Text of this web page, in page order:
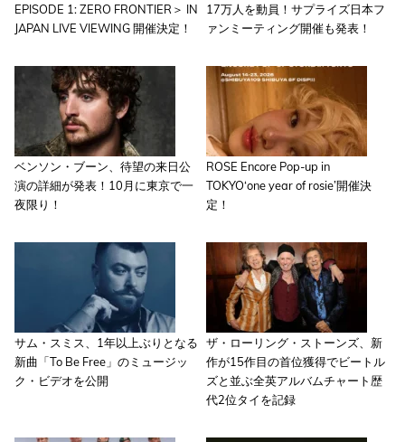
EPISODE 1: ZERO FRONTIER＞ IN
JAPAN LIVE VIEWING 開催決定！
17万人を動員！サプライズ日本フ
ァンミーティング開催も発表！
ベンソン・ブーン、待望の来日公
演の詳細が発表！10月に東京で一
夜限り！
ROSE Encore Pop-up in
TOKYO‘one year of rosie’開催決
定！
サム・スミス、1年以上ぶりとなる
新曲「To Be Free」のミュージッ
ク・ビデオを公開
ザ・ローリング・ストーンズ、新
作が15作目の首位獲得でビートル
ズと並ぶ全英アルバムチャート歴
代2位タイを記録